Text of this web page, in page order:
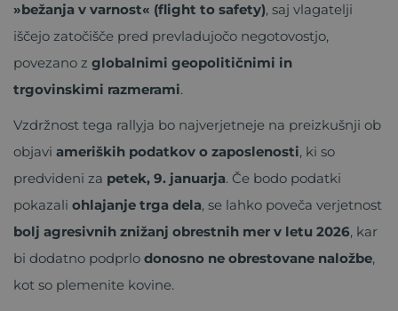
»bežanja v varnost« (flight to safety), saj vlagatelji
iščejo zatočišče pred prevladujočo negotovostjo,
povezano z globalnimi geopolitičnimi in
trgovinskimi razmerami.
Vzdržnost tega rallyja bo najverjetneje na preizkušnji ob
objavi ameriških podatkov o zaposlenosti, ki so
predvideni za petek, 9. januarja. Če bodo podatki
pokazali ohlajanje trga dela, se lahko poveča verjetnost
bolj agresivnih znižanj obrestnih mer v letu 2026, kar
bi dodatno podprlo donosno ne obrestovane naložbe,
kot so plemenite kovine.